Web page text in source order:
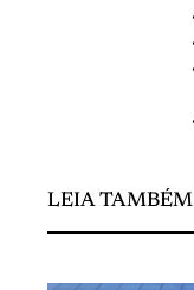
LEIA TAMBÉM